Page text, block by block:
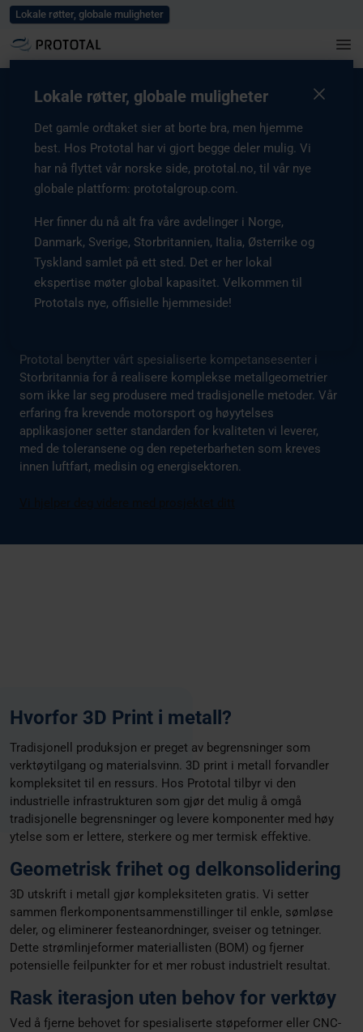
Lokale røtter, globale muligheter
Lokale røtter, globale muligheter
Det gamle ordtaket sier at borte bra, men hjemme
best. Hos Prototal har vi gjort begge deler mulig. Vi
har nå flyttet vår norske side, prototal.no, til vår nye
globale plattform: prototalgroup.com.
Her finner du nå alt fra våre avdelinger i Norge,
Danmark, Sverige, Storbritannien, Italia, Østerrike og
Tyskland samlet på ett sted. Det er her lokal
ekspertise møter global kapasitet. Velkommen til
Prototals nye, offisielle hjemmeside!
Home/Tjenester/Industriell 3D Print
Industrielle 3D Print
tjenester for metall
Utnytt industriell 3D Print i metall for å akselerere
produktets livssyklus – fra funksjonelle prototyper til
sertifisert serieproduksjon. Hos Prototal spesialiserer vi
oss på DMLS (Direct Metal Laser Sintering), som gir den
strukturelle styrken og presisjonen som kreves for å
realisere komplekse design i høyytelses komponenter til
Prototal benytter vårt spesialiserte kompetansesenter i
Storbritannia for å realisere komplekse metallgeometrier
som ikke lar seg produsere med tradisjonelle metoder. Vår
erfaring fra krevende motorsport og høyytelses
applikasjoner setter standarden for kvaliteten vi leverer,
med de toleransene og den repeterbarheten som kreves
innen luftfart, medisin og energisektoren.
Hvorfor 3D Print i metall?
Tradisjonell produksjon er preget av begrensninger som
verktøytilgang og materialsvinn. 3D print i metall forvandler
kompleksitet til en ressurs. Hos Prototal tilbyr vi den
industrielle infrastrukturen som gjør det mulig å omgå
tradisjonelle begrensninger og levere komponenter med høy
ytelse som er lettere, sterkere og mer termisk effektive.
Geometrisk frihet og delkonsolidering
3D utskrift i metall gjør kompleksiteten gratis. Vi setter
sammen flerkomponentsammenstillinger til enkle, sømløse
deler, og eliminerer festeanordninger, sveiser og tetninger.
Dette strømlinjeformer materiallisten (BOM) og fjerner
potensielle feilpunkter for et mer robust industrielt resultat.
Rask iterasjon uten behov for verktøy
Ved å fjerne behovet for spesialiserte støpeformer eller CNC-